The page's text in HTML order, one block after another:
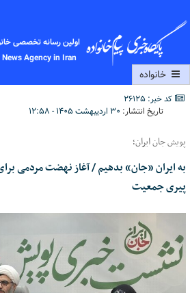
اولین رسانه تخصصی
Agency in Iran
خانواده
کد خبر: 26125
تاریخ انتشار: ۳۰ اردیبهشت ۱۴۰۵ - ۱۲:۵۸
پویش جان ایران؛
به ایران «جان» بدهیم / آغاز نهضت مردمی
پیری جمعیت